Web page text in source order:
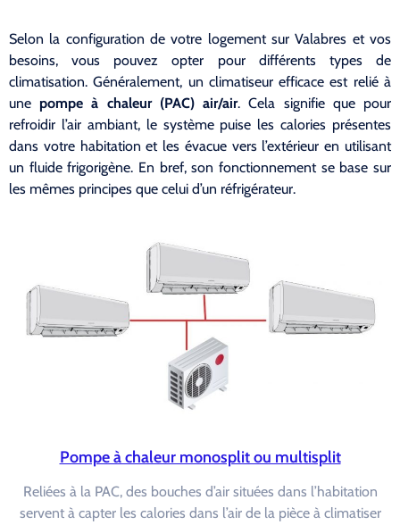
Selon la configuration de votre logement sur Valabres et vos
besoins, vous pouvez opter pour différents types de
climatisation. Généralement, un climatiseur efficace est relié à
une pompe à chaleur (PAC) air/air. Cela signifie que pour
refroidir l’air ambiant, le système puise les calories présentes
dans votre habitation et les évacue vers l’extérieur en utilisant
un fluide frigorigène. En bref, son fonctionnement se base sur
les mêmes principes que celui d’un réfrigérateur.
Pompe à chaleur monosplit ou multisplit
Reliées à la PAC, des bouches d’air situées dans l’habitation
servent à capter les calories dans l’air de la pièce à climatiser